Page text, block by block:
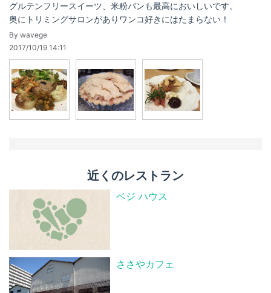
グルテンフリースイーツ、米粉パンも最高においしいです。
奥にトリミングサロンがありワンコ好きにはたまらない！
By wavege
2017/10/19 14:11
近くのレストラン
ベジ ハウス
ささやカフェ